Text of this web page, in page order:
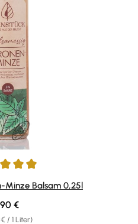
von 4.9 von 5 Sternen
Minze Balsam 0,25l
/ 1 Liter)
Preis:
€